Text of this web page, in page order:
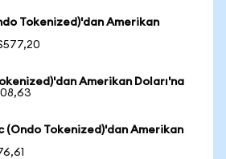
Tokenized)'dan Amerikan
Amerikan Doları'na
(Ondo Tokenized)'dan Amerikan